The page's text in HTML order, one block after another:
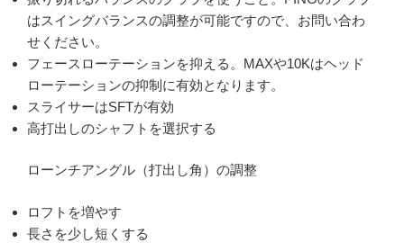
はスイングバランスの調整が可能ですので、お問い合わ
せください。
フェースローテーションを抑える。MAXや10Kはヘッド
ローテーションの抑制に有効となります。
スライサーはSFTが有効
高打出しのシャフトを選択する
ローンチアングル（打出し角）の調整
ロフトを増やす
長さを少し短くする